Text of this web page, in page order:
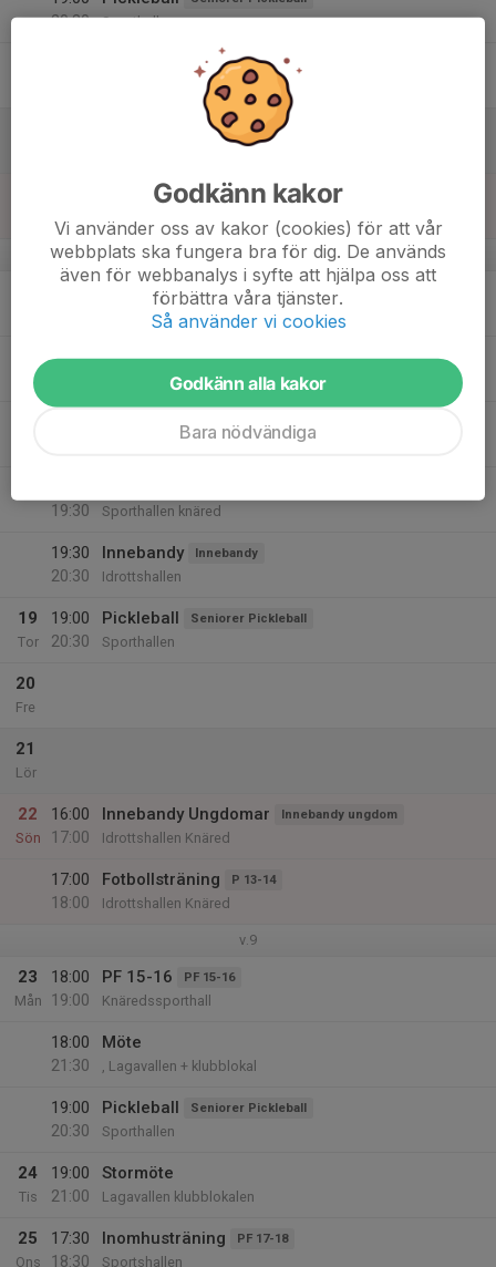
20:30
Sporthallen
Träningsmatch mot Snöstorp
18:00
Fotbollsträning P 13-14
Idrottshallen Knäred
v.8
Pickleball Seniorer Pickleball
Sporthallen
Tis
Fotbollsträning PF 19-20
19:30
Sporthallen knäred
19:30
20:30
Innebandy Innebandy
Idrottshallen
19
Tor
19:00
20:30
Pickleball Seniorer Pickleball
Sporthallen
20
Fre
21
Lör
22
Sön
16:00
17:00
Innebandy Ungdomar Innebandy ungdom
Idrottshallen Knäred
17:00
18:00
Fotbollsträning P 13-14
Idrottshallen Knäred
v.9
23
Mån
18:00
19:00
PF 15-16 PF 15-16
Knäredssporthall
18:00
21:30
Möte
, Lagavallen + klubblokal
19:00
20:30
Pickleball Seniorer Pickleball
Sporthallen
24
Tis
19:00
21:00
Stormöte
Lagavallen klubblokalen
25
Ons
17:30
18:30
Inomhusträning PF 17-18
Sportshallen
Godkänn kakor
Vi använder oss av kakor (cookies) för att vår
webbplats ska fungera bra för dig. De används
även för webbanalys i syfte att hjälpa oss att
förbättra våra tjänster.
Så använder vi cookies
Godkänn alla kakor
Bara nödvändiga